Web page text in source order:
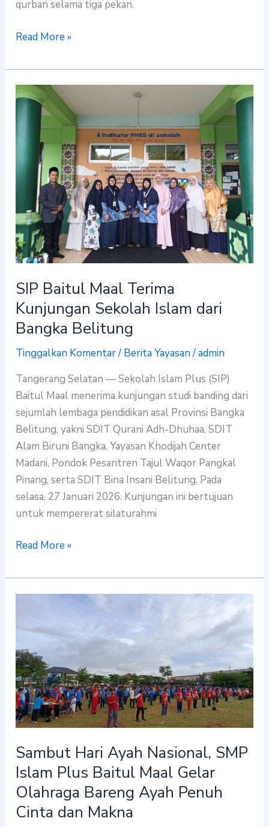
qurban selama tiga pekan.
Read More »
SIP Baitul Maal Terima
Kunjungan Sekolah Islam dari
Bangka Belitung
Tinggalkan Komentar/ Berita Yayasan/admin
Tangerang Selatan — Sekolah Islam Plus (SIP)
Baitul Maal menerima kunjungan studi banding dari
sejumlah lembaga pendidikan asal Provinsi Bangka
Belitung, yakni SDIT Qurani Adh-Dhuhaa, SDIT
Alam Biruni Bangka, Yayasan Khodijah Center
Madani, Pondok Pesantren Tajul Waqor Pangkal
Pinang, serta SDIT Bina Insani Belitung. Pada
selasa, 27 Januari 2026. Kunjungan ini bertujuan
untuk mempererat silaturahmi
SIP
Baitul
Terima
Kunjungan
Sekolah
Islam
dari
Bangka
Belitung
Read More »
Sambut Hari Ayah Nasional, SMP
Islam Plus Baitul Maal Gelar
Olahraga Bareng Ayah Penuh
Cinta dan Makna
Ayah
Nasional,
SMP
Islam
Plus
Baitul
Gelar
Olahraga
Bareng
Ayah
Penuh